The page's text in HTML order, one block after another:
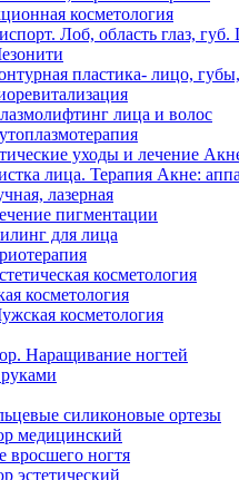
косметология
Лоб, область глаз, губ.
пластика- лицо,
лица и волос
уходы и лечение
лица. Терапия Акне:
лазерная
пигментации
для лица
косметология
косметология
косметология
Наращивание ногтей
силиконовые ортезы
медицинский
вросшего ногтя
эстетический